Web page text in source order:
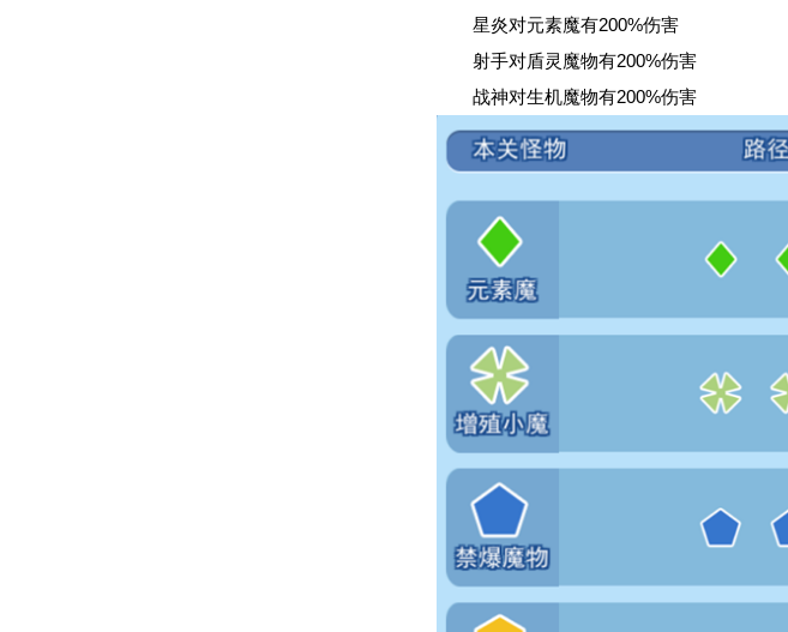
星炎对元素魔有200%伤害
射手对盾灵魔物有200%伤害
战神对生机魔物有200%伤害